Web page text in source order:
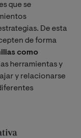
que se
De esta
de forma
como
herramientas y
y relacionarse